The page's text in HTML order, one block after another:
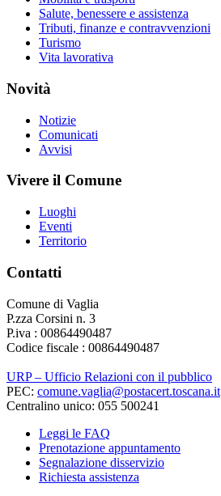
Salute, benessere e assistenza
Tributi, finanze e contravvenzioni
Turismo
Vita lavorativa
Novità
Notizie
Comunicati
Avvisi
Vivere il Comune
Luoghi
Eventi
Territorio
Contatti
Comune di Vaglia
P.zza Corsini n. 3
P.iva : 00864490487
Codice fiscale : 00864490487
URP – Ufficio Relazioni con il pubblico
PEC: comune.vaglia@postacert.toscana.it
Centralino unico: 055 500241
Leggi le FAQ
Prenotazione appuntamento
Segnalazione disservizio
Richiesta assistenza